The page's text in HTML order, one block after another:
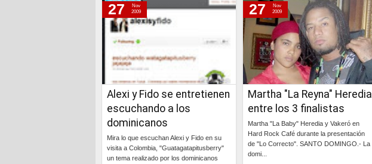
Alexi y Fido se entretienen
escuchando a los
dominicanos
Mira lo que escuchan Alexi y Fido en su
visita a Colombia, "Guatagatapitusberry"
un tema realizado por los dominicanos
27
Nov
2009
Martha "La Reyna" Heredia
entre los 3 finalistas
Martha "La Baby" Heredia y Vakeró en
Hard Rock Café durante la presentación
de "Lo Correcto". SANTO DOMINGO.- La
domi...
27
Nov
2009